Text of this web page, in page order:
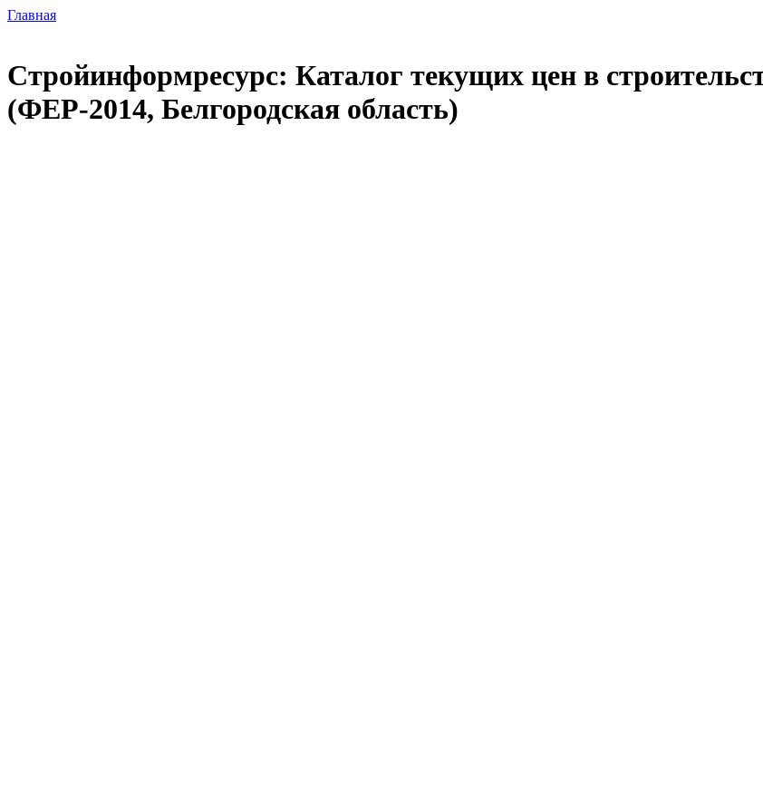
Главная
Стройинформресурс: Каталог текущих цен в
(ФЕР-2014, Белгородская область)